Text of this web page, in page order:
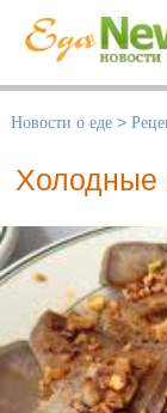
Новости о еде >
Холодные